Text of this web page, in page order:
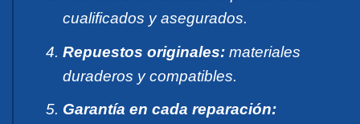
cualificados y asegurados.
Repuestos originales:materiales
duraderos y compatibles.
Garantía en cada reparación: